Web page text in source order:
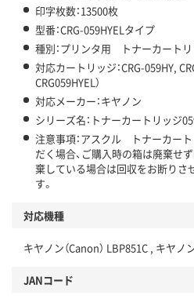
印字枚数：13500枚
型番：CRG-059HYELタイプ
種別：プリンタ用 トナーカート
対応カートリッジ：CRG-059HY,
CRG059HYEL）
対応メーカー：キヤノン
シリーズ名：トナーカートリッジ
注意事項：アスクル トナーカー
だく場合、ご購入時の箱は廃棄せ
棄している場合は回収をお断りさ
す。
対応機種
キヤノン（Canon） LBP851C , キヤノ
JANコード